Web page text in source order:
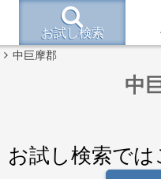
お試し検索
中巨摩郡
中
お試し検索で